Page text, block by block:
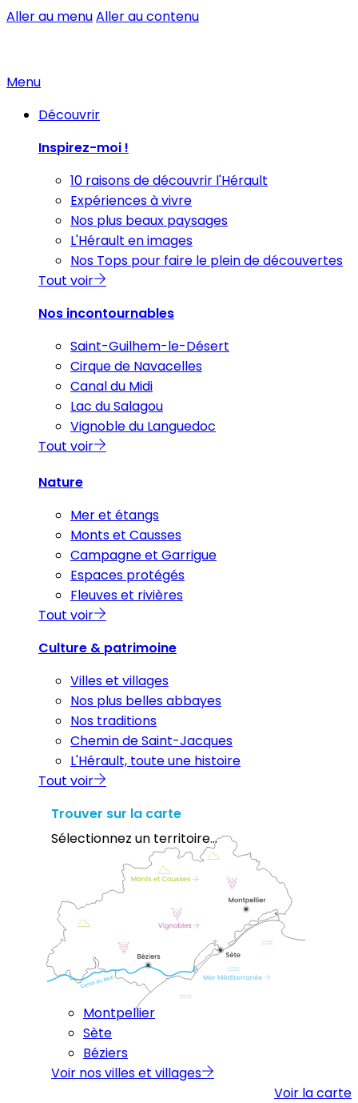
Aller au menuAller au contenu
Menu
Découvrir
Inspirez-moi !
10 raisons de découvrir l'Hérault
Expériences à vivre
Nos plus beaux paysages
L'Hérault en images
Nos Tops pour faire le plein de découvertes
Tout voir
Nos incontournables
Saint-Guilhem-le-Désert
Cirque de Navacelles
Canal du Midi
Lac du Salagou
Vignoble du Languedoc
Tout voir
Nature
Mer et étangs
Monts et Causses
Campagne et Garrigue
Espaces protégés
Fleuves et rivières
Tout voir
Culture & patrimoine
Villes et villages
Nos plus belles abbayes
Nos traditions
Chemin de Saint-Jacques
L'Hérault, toute une histoire
Tout voir
Trouver sur la carte
Sélectionnez un territoire...
Montpellier
Sète
Béziers
Voir nos villes et villages
Voir la carte